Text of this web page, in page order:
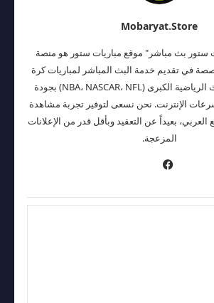
Mobaryat.store
ستور بث مباشر" موقع مباريات ستور هو منصة
في تقديم خدمة البث المباشر لمباريات كرة
القدم وكافة الأحداث الرياضية الكبرى (NBA، NASCAR، NFL) بجودة
الإنترنت. نحن نسعى لتوفير تجربة مشاهدة
بعيداً عن التعقيد وبأقل قدر من الإعلانات
المزعجة.